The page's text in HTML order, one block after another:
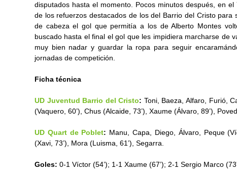
disputados hasta el momento. Pocos minutos después, en
de los refuerzos destacados de los del Barrio del Cristo
de cabeza el gol que permitía a los de Alberto Montes
buscado hasta el final el gol que les impidiera marcharse de
muy bien nadar y guardar la ropa para seguir
jornadas de competición.
Ficha técnica
UD Juventud Barrio del Cristo: Toni, Baeza, Alfaro, Furió,
(Vaquero, 60’), Chus (Alcaide, 73’), Xaume (Álvaro, 89’),
UD Quart de Poblet: Manu, Capa, Diego, Álvaro, Peque
(Xavi, 73’), Mora (Luisma, 61’), Segarra.
Goles: 0-1 Víctor (54’); 1-1 Xaume (67’); 2-1 Sergio Marco